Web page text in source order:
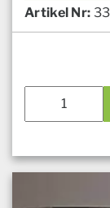
Artikel Nr: